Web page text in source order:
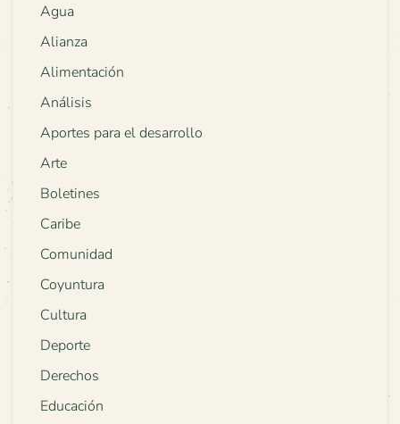
Agua
Alianza
Alimentación
Análisis
Aportes para el desarrollo
Arte
Boletines
Caribe
Comunidad
Coyuntura
Cultura
Deporte
Derechos
Educación